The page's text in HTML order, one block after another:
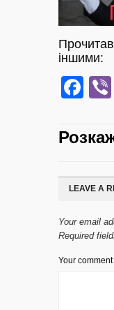
іншими:
LEAVE A
Your email
Required
Your comment